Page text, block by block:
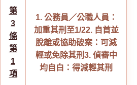
第
3
條
第
1
項
1. 公務員／公職人員：
加重其刑至1/22. 自首並
脫離或協助破案：可減
輕或免除其刑 3. 偵審中
均自白：得減輕其刑